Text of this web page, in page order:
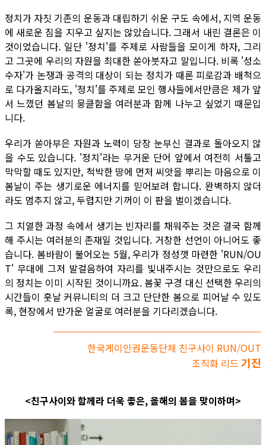
정치가 자칫 기존의 운동과 대립하기 쉬운 구도 속에서, 지역 운동
에 새로운 짐을 지우고 싶지는 않았습니다. 그래서 내린 결론은 이
것이었습니다. 일단 '정치'를 주제로 사람들을 모이게 하자, 그리
고 그곳에 우리의 자원을 최대한 쏟아붓자고 말입니다. 비록 '성소
수자'가 논쟁과 공격의 대상이 되는 정치가 때론 피로감과 배척으
로 다가올지라도, '정치'를 주제로 모인 행사들에서만큼은 제가 앞
서 느꼈던 봄날의 뭉클함을 여러분과 함께 나누고 싶었기 때문입
니다.
우리가 쏟아부은 자원과 노력이 당장 눈부신 결과로 돌아오지 않
을 수도 있습니다. '정치'라는 무거운 단어 앞에서 여전히 서툴고
막막할 때도 있지만, 척박한 땅에 먼저 씨앗을 뿌리는 마음으로 이
봄날이 주는 생기로운 에너지를 믿어보려 합니다. 완벽하지 않더
라도 멈추지 않고, 두렵지만 기꺼이 이 판을 벌이겠습니다.
그 치열한 과정 속에서 생기는 빈자리를 채워주는 것은 결국 함께
해 주시는 여러분의 존재일 것입니다. 거창한 선언이 아니어도 좋
습니다. 봄바람이 불어오는 5월, 우리가 정성껏 마련한 'RUN/OU
T' 무대에 그저 발걸음하여 자리를 빛내주시는 것만으로도 우리
의 정치는 이미 시작된 것이니까요. 봄꽃 구경 대신 선택한 우리의
시간들이 훗날 커뮤니티의 더 크고 단단한 봄으로 피어날 수 있도
록, 현장에서 반가운 얼굴로 여러분을 기다리겠습니다.
한국게이인권운동단체 친구사이 RUN/OUT
조직화 리드 기진
<친구사이와 함께라 더욱 좋은, 올해의 봄을 맞이하며>